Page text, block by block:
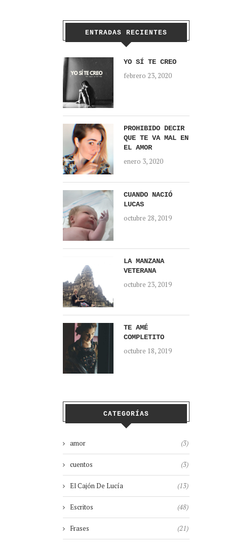
ENTRADAS RECIENTES
YO SÍ TE CREO
febrero 23, 2020
PROHIBIDO DECIR
QUE TE VA MAL EN
EL AMOR
enero 3, 2020
CUANDO NACIÓ
LUCAS
octubre 28, 2019
LA MANZANA
VETERANA
octubre 23, 2019
TE AMÉ
COMPLETITO
octubre 18, 2019
CATEGORÍAS
amor (3)
cuentos (3)
El Cajón De Lucía (13)
Escritos (48)
Frases (21)